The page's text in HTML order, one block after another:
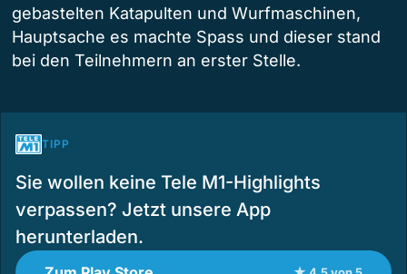
gebastelten Katapulten und Wurfmaschinen,
Hauptsache es machte Spass und dieser stand
bei den Teilnehmern an erster Stelle.
TIPP
Sie wollen keine Tele M1-Highlights
verpassen? Jetzt unsere App
herunterladen.